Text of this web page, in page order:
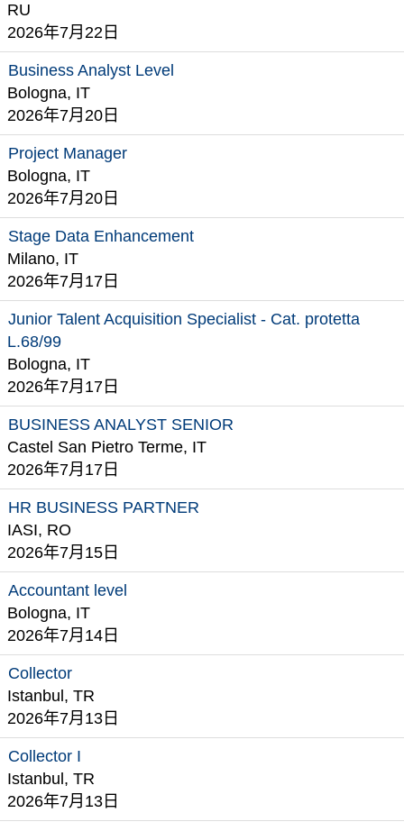
RU
2026年7月22日
Business Analyst Level
Bologna, IT
2026年7月20日
Project Manager
Bologna, IT
2026年7月20日
Stage Data Enhancement
Milano, IT
2026年7月17日
Junior Talent Acquisition Specialist - Cat. protetta
L.68/99
Bologna, IT
2026年7月17日
BUSINESS ANALYST SENIOR
Castel San Pietro Terme, IT
2026年7月17日
HR BUSINESS PARTNER
IASI, RO
2026年7月15日
Accountant level
Bologna, IT
2026年7月14日
Collector
Istanbul, TR
2026年7月13日
Collector I
Istanbul, TR
2026年7月13日